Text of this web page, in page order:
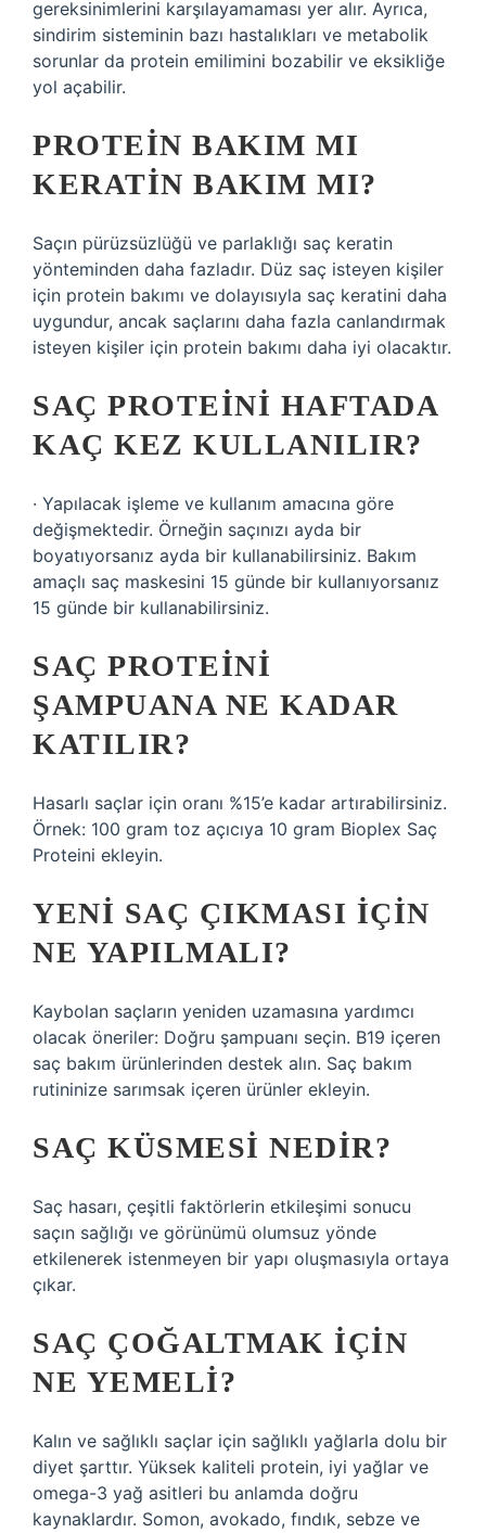
gereksinimlerini karşılayamaması yer alır. Ayrıca,
sindirim sisteminin bazı hastalıkları ve metabolik
sorunlar da protein emilimini bozabilir ve eksikliğe
yol açabilir.
PROTEIN BAKIM MI
KERATIN BAKIM MI?
Saçın pürüzsüzlüğü ve parlaklığı saç keratin
yönteminden daha fazladır. Düz saç isteyen kişiler
için protein bakımı ve dolayısıyla saç keratini daha
uygundur, ancak saçlarını daha fazla canlandırmak
isteyen kişiler için protein bakımı daha iyi olacaktır.
SAÇ PROTEINI HAFTADA
KAÇ KEZ KULLANILIR?
· Yapılacak işleme ve kullanım amacına göre
değişmektedir. Örneğin saçınızı ayda bir
boyatıyorsanız ayda bir kullanabilirsiniz. Bakım
amaçlı saç maskesini 15 günde bir kullanıyorsanız
15 günde bir kullanabilirsiniz.
SAÇ PROTEINI
ŞAMPUANA NE KADAR
KATILIR?
Hasarlı saçlar için oranı %15’e kadar artırabilirsiniz.
Örnek: 100 gram toz açıcıya 10 gram Bioplex Saç
Proteini ekleyin.
YENI SAÇ ÇIKMASI IÇIN
NE YAPILMALI?
Kaybolan saçların yeniden uzamasına yardımcı
olacak öneriler: Doğru şampuanı seçin. B19 içeren
saç bakım ürünlerinden destek alın. Saç bakım
rutininize sarımsak içeren ürünler ekleyin.
SAÇ KÜSMESI NEDIR?
Saç hasarı, çeşitli faktörlerin etkileşimi sonucu
saçın sağlığı ve görünümü olumsuz yönde
etkilenerek istenmeyen bir yapı oluşmasıyla ortaya
çıkar.
SAÇ ÇOĞALTMAK IÇIN
NE YEMELI?
Kalın ve sağlıklı saçlar için sağlıklı yağlarla dolu bir
diyet şarttır. Yüksek kaliteli protein, iyi yağlar ve
omega-3 yağ asitleri bu anlamda doğru
kaynaklardır. Somon, avokado, fındık, sebze ve